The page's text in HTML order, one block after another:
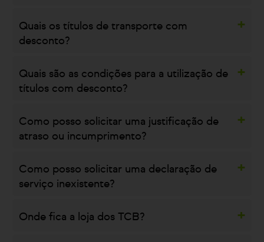
Quais os títulos de transporte com
desconto?
Quais são as condições para a utilização de
títulos com desconto?
Como posso solicitar uma justificação de
atraso ou incumprimento?
Como posso solicitar uma declaração de
serviço inexistente?
Onde fica a loja dos TCB?